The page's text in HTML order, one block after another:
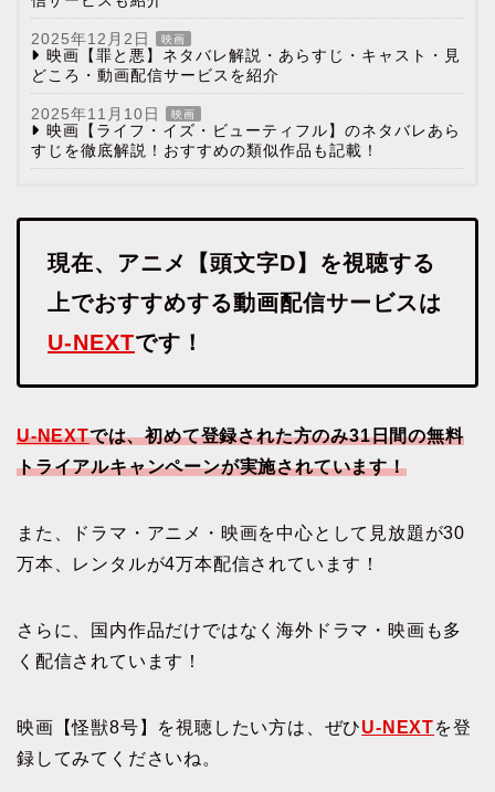
2025年12月2日 映画
映画【罪と悪】ネタバレ解説・あらすじ・キャスト・見
どころ・動画配信サービスを紹介
2025年11月10日 映画
映画【ライフ・イズ・ビューティフル】のネタバレあら
すじを徹底解説！おすすめの類似作品も記載！
現在、アニメ【頭文字D】を視聴する
上でおすすめする動画配信サービスは
U-NEXTです！
U-NEXTでは、初めて登録された方のみ31日間の無料
トライアルキャンペーンが実施されています！
また、ドラマ・アニメ・映画を中心として見放題が30
万本、レンタルが4万本配信されています！
さらに、国内作品だけではなく海外ドラマ・映画も多
く配信されています！
映画【怪獣8号】を視聴したい方は、ぜひU-NEXTを登
録してみてくださいね。